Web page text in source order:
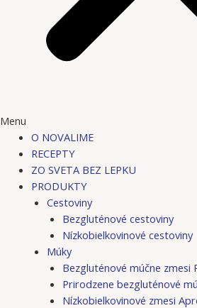
Menu
O NOVALIME
RECEPTY
ZO SVETA BEZ LEPKU
PRODUKTY
Cestoviny
Bezgluténové cestoviny
Nízkobielkovinové cestoviny
Múky
Bezgluténové múčne zmesi
Prirodzene bezgluténové
Nízkobielkovinové zmesi